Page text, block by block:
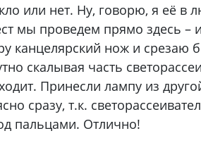
или нет. Ну, говорю, я её в
мы проведем прямо здесь –
канцелярский нож и срезаю
скалывая часть
Принесли лампу из
сразу, т.к.
пальцами. Отлично!